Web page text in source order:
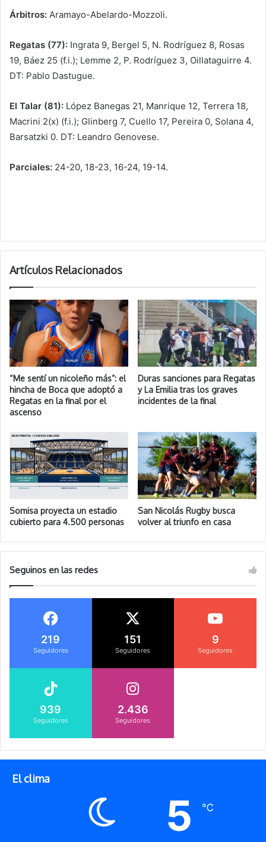
Árbitros: Aramayo-Abelardo-Mozzoli.
Regatas (77): Ingrata 9, Bergel 5, N. Rodríguez 8, Rosas
19, Báez 25 (f.i.); Lemme 2, P. Rodríguez 3, Oillataguirre 4.
DT: Pablo Dastugue.
El Talar (81): López Banegas 21, Manrique 12, Terrera 18,
Macrini 2(x) (f.i.); Glinberg 7, Cuello 17, Pereira 0, Solana 4,
Barsatzki 0. DT: Leandro Genovese.
Parciales: 24-20, 18-23, 16-24, 19-14.
Artículos Relacionados
“Me sentí un nicoleño más”: el
hincha de Boca que adoptó a
Regatas en la final por el
ascenso
Duras sanciones para Regatas
y La Emilia tras los graves
incidentes de la final
Somisa proyecta un estadio
cubierto para 4.500 personas
San Nicolás Rugby busca
volver al triunfo en casa
Seguinos en las redes
219
Seguidores
151
Seguidores
9
Seguidores
939
Seguidores
2.436
Seguidores
El clima
5 ℃